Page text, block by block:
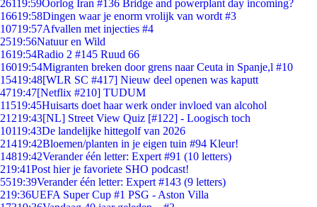
26119:59Oorlog Iran #136 Bridge and powerplant day incoming?
16619:58Dingen waar je enorm vrolijk van wordt #3
10719:57Afvallen met injecties #4
2519:56Natuur en Wild
1619:54Radio 2 #145 Ruud 66
16019:54Migranten breken door grens naar Ceuta in Spanje,l #10
15419:48[WLR SC #417] Nieuw deel openen was kaputt
4719:47[Netflix #210] TUDUM
11519:45Huisarts doet haar werk onder invloed van alcohol
21219:43[NL] Street View Quiz [#122] - Loogisch toch
10119:43De landelijke hittegolf van 2026
21419:42Bloemen/planten in je eigen tuin #94 Kleur!
14819:42Verander één letter: Expert #91 (10 letters)
219:41Post hier je favoriete SHO podcast!
5519:39Verander één letter: Expert #143 (9 letters)
219:36UEFA Super Cup #1 PSG - Aston Villa